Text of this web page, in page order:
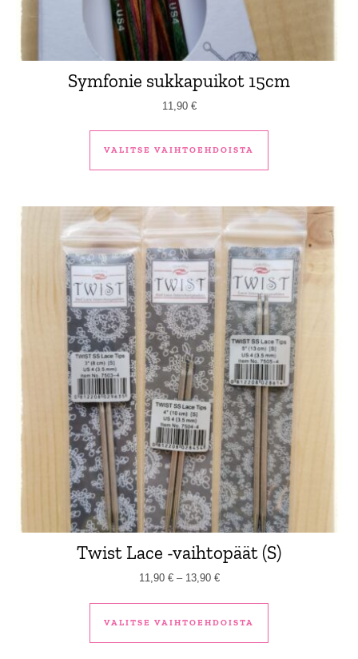
Symfonie sukkapuikot 15cm
11,90 €
VALITSE VAIHTOEHDOISTA
Tällä tuotteella
Twist Lace -vaihtopäät (S)
11,90 € – 13,90 €Hintaluokka: 11,90 € - 13,90 €
VALITSE VAIHTOEHDOISTA
Tällä tuotteella